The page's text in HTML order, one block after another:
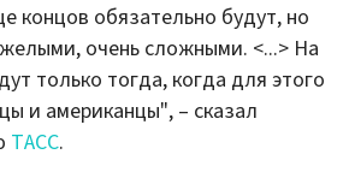
концов обязательно будут, но
очень сложными. <...> На
только тогда, когда для этого
и американцы", – сказал
ТАСС.